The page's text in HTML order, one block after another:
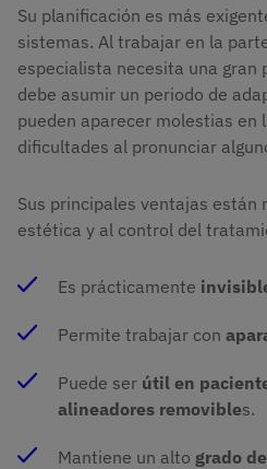
Su planificación es más
sistemas. Al trabajar en la
especialista necesita una gran
debe asumir un periodo de
pueden aparecer molestias en
dificultades al pronunciar
Sus principales ventajas están
estética y al control del
Es prácticamente
Permite trabajar con
Puede ser útil en
alineadores removibles.
Mantiene un alto grado